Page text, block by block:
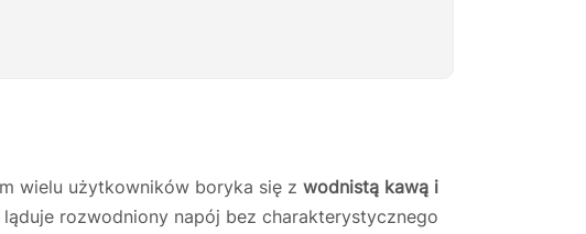
wielu użytkowników boryka się z wodnistą kawą i
rozwodniony napój bez charakterystycznego